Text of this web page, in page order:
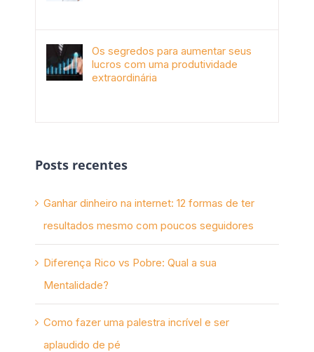
Os segredos para aumentar seus
lucros com uma produtividade
extraordinária
Posts recentes
Ganhar dinheiro na internet: 12 formas de ter
resultados mesmo com poucos seguidores
Diferença Rico vs Pobre: Qual a sua
Mentalidade?
Como fazer uma palestra incrível e ser
aplaudido de pé